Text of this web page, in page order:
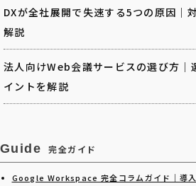
DXが全社展開で失速する5つの原因｜
解説
法人向けWeb会議サービスの選び方｜
イントを解説
Guide 完全ガイド
Google Workspace 完全コラムガイド｜導入